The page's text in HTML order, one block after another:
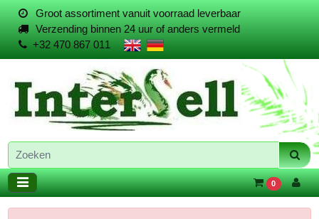
Groot assortiment vanuit voorraad leverbaar
Verzending binnen 24 uur of anders vermeld
+32 470 867 011
0